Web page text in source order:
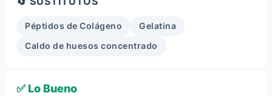
Péptidos de Colágeno Gelatina
Caldo de huesos concentrado
✅ Lo Bueno